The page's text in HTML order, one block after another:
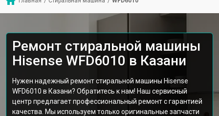
Ремонт стиральной машины
Hisense WFD6010 в Казани
Нужен надежный ремонт стиральной машины Hisense
WFD6010 в Казани? Обратитесь к нам! Наш сервисный
центр предлагает профессиональный ремонт с гарантией
качества. Мы используем только оригинальные запчасти